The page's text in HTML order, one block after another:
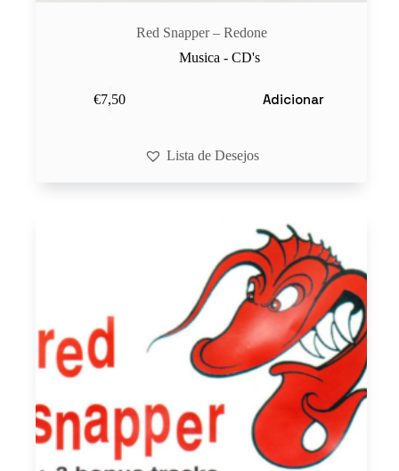
Red Snapper ‎– Redone
Musica - CD's
€7,50 Adicionar
Lista de Desejos